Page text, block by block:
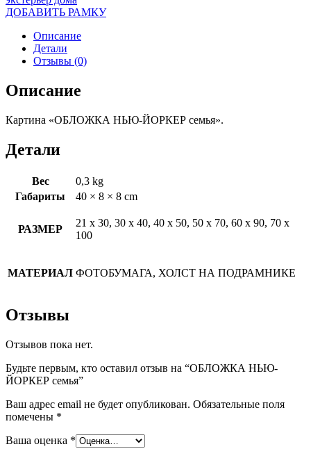
ДОБАВИТЬ РАМКУ
Описание
Детали
Отзывы (0)
Описание
Картина «ОБЛОЖКА НЬЮ-ЙОРКЕР семья».
Детали
Вес
0,3 kg
Габариты
40 × 8 × 8 cm
РАЗМЕР
21 х 30, 30 х 40, 40 х 50, 50 х 70, 60 х 90, 70 х
100
МАТЕРИАЛ ФОТОБУМАГА, ХОЛСТ НА ПОДРАМНИКЕ
Отзывы
Отзывов пока нет.
Будьте первым, кто оставил отзыв на “ОБЛОЖКА НЬЮ-
ЙОРКЕР семья”
Ваш адрес email не будет опубликован. Обязательные поля
помечены *
Ваша оценка *